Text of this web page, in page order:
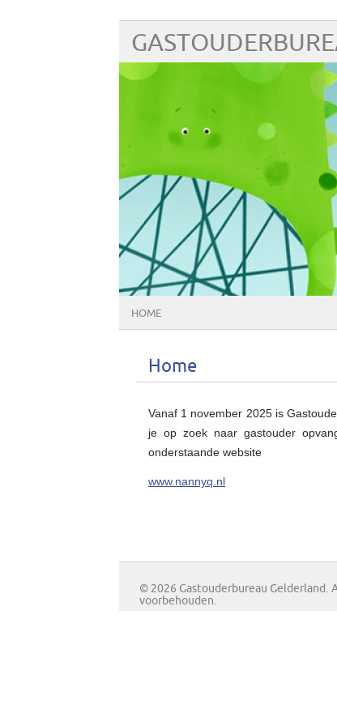
HOME
Home
Vanaf 1 november 2025 is
je op zoek naar gastouder
onderstaande website
www.nannyq.nl
© 2026 Gastouderbureau Gelderland.
voorbehouden.